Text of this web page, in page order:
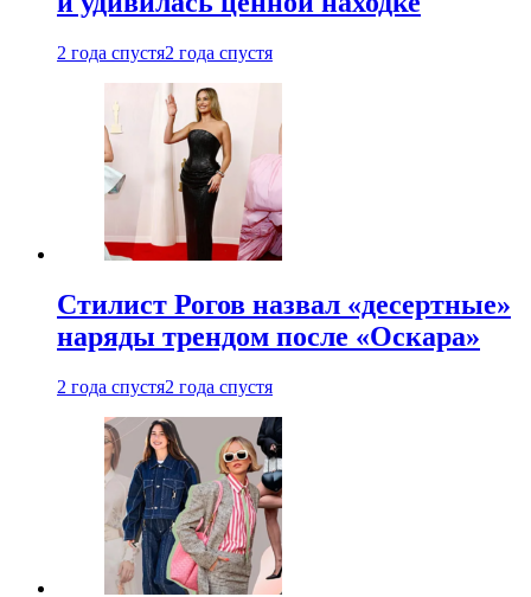
2 года спустя2 года спустя
Стилист Рогов назвал «десертные»
наряды трендом после «Оскара»
2 года спустя2 года спустя